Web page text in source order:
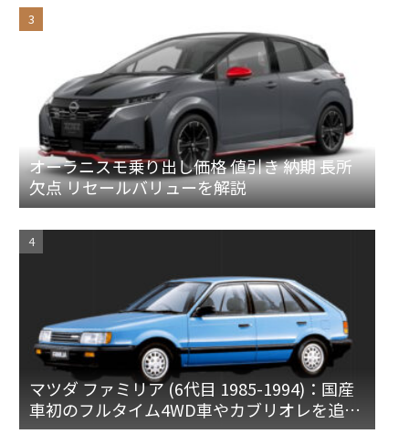
オーラニスモ乗り出し価格 値引き 納期 長所
欠点 リセールバリューを解説
マツダ ファミリア (6代目 1985-1994)：国産
車初のフルタイム4WD車やカブリオレを追加
[BF]